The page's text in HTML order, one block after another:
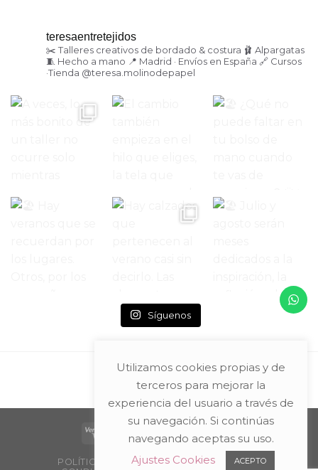
teresaentretejidos
✂️ Talleres creativos de bordado & costura 🩰 Alpargatas
🧵 Hecho a mano 📍 Madrid · Envíos en España 🔗 Cursos
·Tienda @teresa.molinodepapel
Síguenos
POLÍTICA DE PRIVACIDAD Y AVISO LEGAL
Utilizamos cookies propias y de
terceros para mejorar la
experiencia del usuario a través de
su navegación. Si continúas
navegando aceptas su uso.
Ajustes Cookies
ACEPTO